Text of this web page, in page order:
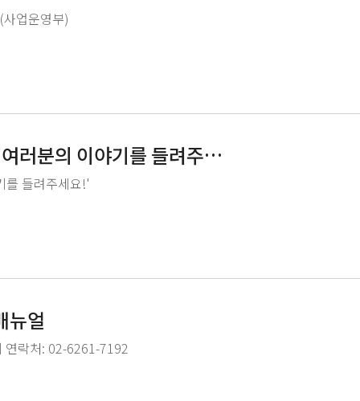
업운영부)
러분의 이야기를 들려주세
를 들려주세요!'
뉴얼
연락처: 02-6261-7192